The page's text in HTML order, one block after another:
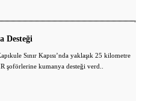
Desteği
Sınır Kapısı’nda yaklaşık 25 kilometre
şoförlerine kumanya desteği verd..